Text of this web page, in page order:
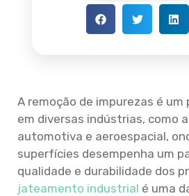
A remoção de impurezas é um
em diversas indústrias, como
automotiva e aeroespacial,
superfícies desempenha um
qualidade e durabilidade dos
jateamento industrial é uma